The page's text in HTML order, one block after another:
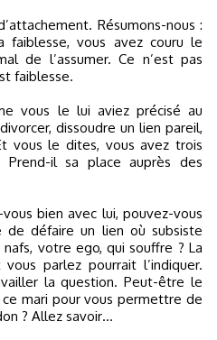
Résumons-nous :
faiblesse, vous avez couru le
de l’assumer. Ce n’est pas
faiblesse.
vous le lui aviez précisé au
dissoudre un lien pareil,
vous le dites, vous avez trois
il sa place auprès des
bien avec lui, pouvez-vous
de défaire un lien où subsiste
votre ego, qui souffre ? La
parlez pourrait l’indiquer.
la question. Peut-être le
mari pour vous permettre de
? Allez savoir…